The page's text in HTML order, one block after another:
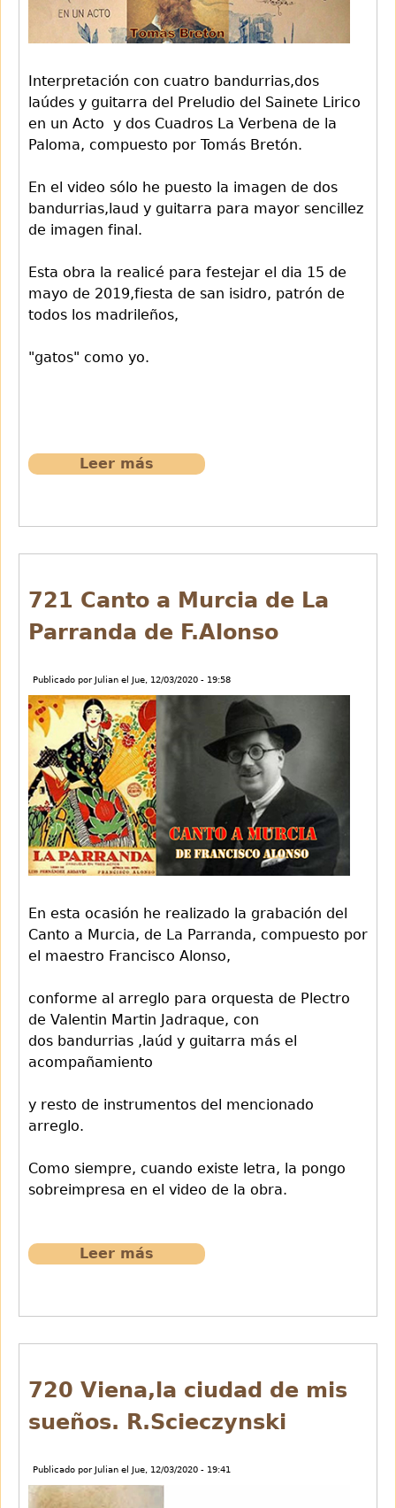
Interpretación con cuatro bandurrias,dos
laúdes y guitarra del Preludio del Sainete Lirico
en un Acto y dos Cuadros La Verbena de la
Paloma, compuesto por Tomás Bretón.
En el video sólo he puesto la imagen de dos
bandurrias,laud y guitarra para mayor sencillez
de imagen final.
Esta obra la realicé para festejar el dia 15 de
mayo de 2019,fiesta de san isidro, patrón de
todos los madrileños,
"gatos" como yo.
Leer más
Verbena
Paloma.Preludio.T.Bretón
721 Canto a Murcia de La
Parranda de F.Alonso
Publicado por Julian el Jue, 12/03/2020 - 19:58
En esta ocasión he realizado la grabación del
Canto a Murcia, de La Parranda, compuesto por
el maestro Francisco Alonso,
conforme al arreglo para orquesta de Plectro
de Valentin Martin Jadraque, con
dos bandurrias ,laúd y guitarra más el
acompañamiento
y resto de instrumentos del mencionado
arreglo.
Como siempre, cuando existe letra, la pongo
sobreimpresa en el video de la obra.
Leer más
a
La
Parranda
de
720 Viena,la ciudad de mis
sueños. R.Scieczynski
Publicado por Julian el Jue, 12/03/2020 - 19:41